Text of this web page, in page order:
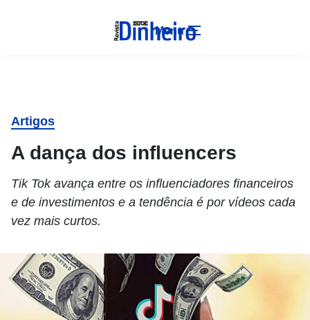
Menu
Artigos
A dança dos influencers
Tik Tok avança entre os influenciadores financeiros
e de investimentos e a tendência é por vídeos cada
vez mais curtos.